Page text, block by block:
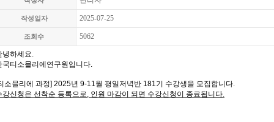
작성일자 2025-07-25
조회수 5062
녕하세요.
국티소믈리에연구원입니다.
소믈리에 과정] 2025년 9-11월 평일저녁 반 181기 수강생을 모집합니다.
강신청은 선착순 등록으로, 인원 마감이 되면 수강신청이 종료됩니다.